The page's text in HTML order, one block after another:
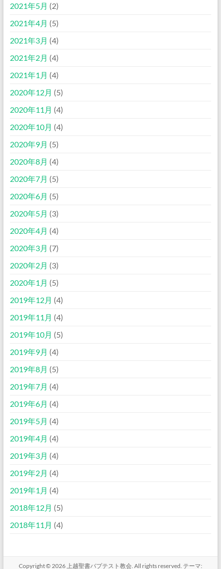
2021年5月 (2)
2021年4月 (5)
2021年3月 (4)
2021年2月 (4)
2021年1月 (4)
2020年12月 (5)
2020年11月 (4)
2020年10月 (4)
2020年9月 (5)
2020年8月 (4)
2020年7月 (5)
2020年6月 (5)
2020年5月 (3)
2020年4月 (4)
2020年3月 (7)
2020年2月 (3)
2020年1月 (5)
2019年12月 (4)
2019年11月 (4)
2019年10月 (5)
2019年9月 (4)
2019年8月 (5)
2019年7月 (4)
2019年6月 (4)
2019年5月 (4)
2019年4月 (4)
2019年3月 (4)
2019年2月 (4)
2019年1月 (4)
2018年12月 (5)
2018年11月 (4)
Copyright © 2026上越聖書バプテスト教会. All rights reserved. テーマ: